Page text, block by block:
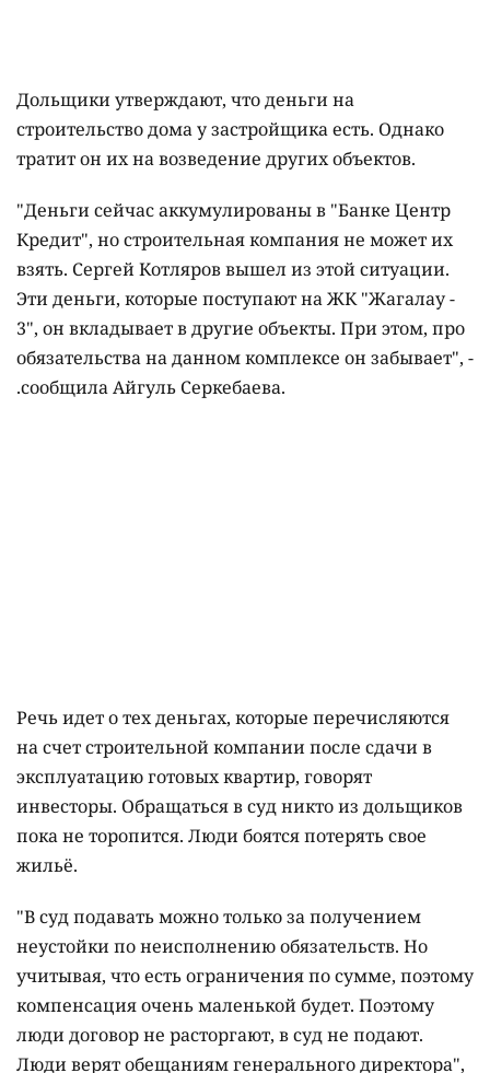
Дольщики утверждают, что деньги на
строительство дома у застройщика есть. Однако
тратит он их на возведение других объектов.
"Деньги сейчас аккумулированы в "Банке Центр
Кредит", но строительная компания не может их
взять. Сергей Котляров вышел из этой ситуации.
Эти деньги, которые поступают на ЖК "Жагалау -
3", он вкладывает в другие объекты. При этом, про
обязательства на данном комплексе он забывает", -
.сообщила Айгуль Серкебаева.
Речь идет о тех деньгах, которые перечисляются
на счет строительной компании после сдачи в
эксплуатацию готовых квартир, говорят
инвесторы. Обращаться в суд никто из дольщиков
пока не торопится. Люди боятся потерять свое
жильё.
"В суд подавать можно только за получением
неустойки по неисполнению обязательств. Но
учитывая, что есть ограничения по сумме, поэтому
компенсация очень маленькой будет. Поэтому
люди договор не расторгают, в суд не подают.
Люди верят обещаниям генерального директора",